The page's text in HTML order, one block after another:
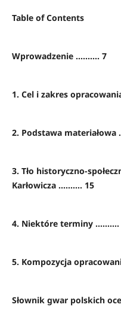
Table of Contents
Wprowadzenie .......... 7
1. Cel i zakres
2. Podstawa materiałowa
3. Tło historyczno-
Karłowicza .......... 15
4. Niektóre terminy ..........
5. Kompozycja
Słownik gwar polskich